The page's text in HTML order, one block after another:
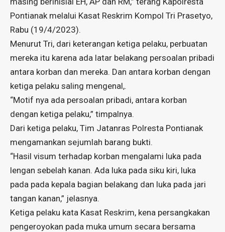
Pontianak melalui Kasat Reskrim Kompol Tri Prasetyo,
Rabu (19/4/2023).
Menurut Tri, dari keterangan ketiga pelaku, perbuatan
mereka itu karena ada latar belakang persoalan pribadi
antara korban dan mereka. Dan antara korban dengan
ketiga pelaku saling mengenal,.
“Motif nya ada persoalan pribadi, antara korban
dengan ketiga pelaku,” timpalnya.
Dari ketiga pelaku, Tim Jatanras Polresta Pontianak
mengamankan sejumlah barang bukti.
“Hasil visum terhadap korban mengalami luka pada
lengan sebelah kanan. Ada luka pada siku kiri, luka
pada pada kepala bagian belakang dan luka pada jari
tangan kanan,” jelasnya.
Ketiga pelaku kata Kasat Reskrim, kena persangkakan
pengeroyokan pada muka umum secara bersama